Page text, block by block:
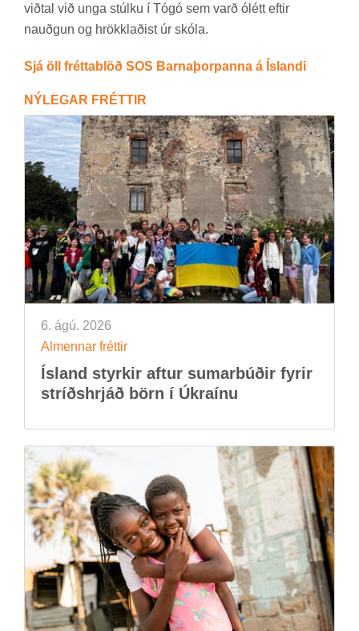
við­tal við unga stúlku í Tógó sem varð ólétt eft­ir
nauðg­un og hrökkl­að­ist úr skóla.
Sjá öll fréttablöð SOS Barnaþorpanna á Íslandi
NÝ­LEG­AR FRÉTT­IR
6. ágú. 2026
Al­menn­ar frétt­ir
Ís­land styrk­ir aft­ur sum­ar­búð­ir fyr­ir
stríðs­hrjáð börn í Úkraínu